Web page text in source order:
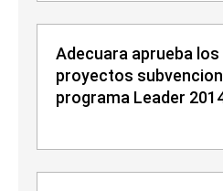
Adecuara aprueba
proyectos
programa Leader